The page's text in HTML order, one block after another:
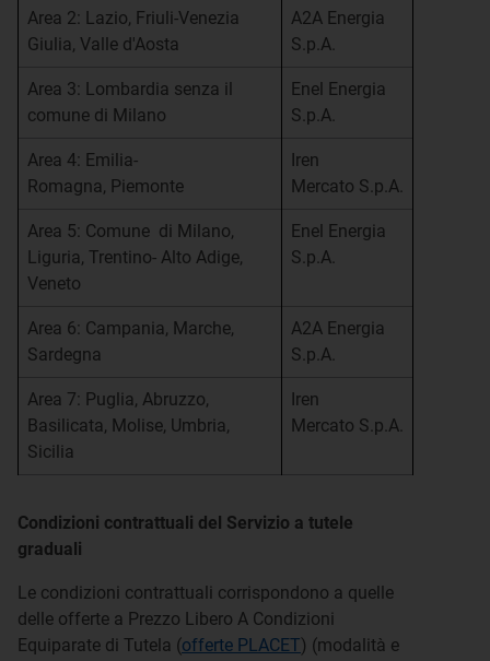
Area 2: Lazio, Friuli-Venezia
Giulia, Valle d'Aosta
A2A Energia
S.p.A.
Area 3: Lombardia senza il
comune di Milano
Enel Energia
S.p.A.
Area 4: Emilia-
Romagna, Piemonte
Iren
Mercato S.p.A.
Area 5: Comune di Milano,
Liguria, Trentino- Alto Adige,
Veneto
Enel Energia
S.p.A.
Area 6: Campania, Marche,
Sardegna
A2A Energia
S.p.A.
Area 7: Puglia, Abruzzo,
Basilicata, Molise, Umbria,
Sicilia
Iren
Mercato S.p.A.
Condizioni contrattuali del Servizio a tutele
graduali
Le condizioni contrattuali corrispondono a quelle
delle offerte a Prezzo Libero A Condizioni
Equiparate di Tutela (offerte PLACET) (modalità e